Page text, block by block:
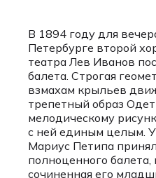
В 1894 году для
Петербурге второй
театра Лев Иванов
балета. Строгая
взмахам крыльев
трепетный образ
мелодическому
с ней единым целым.
Мариус Петипа
полноценного
сочиненная его